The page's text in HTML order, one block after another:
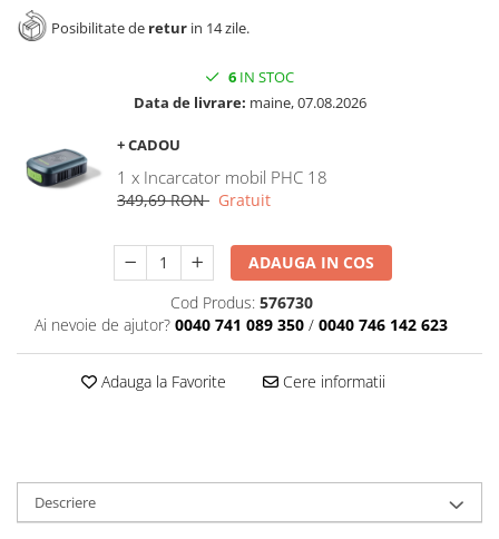
Posibilitate de retur in 14 zile.
6 IN STOC
Data de livrare: maine, 07.08.2026
+ CADOU
1 x Incarcator mobil PHC 18
349,69 RON Gratuit
ADAUGA IN COS
Cod Produs: 576730
Ai nevoie de ajutor? 0040 741 089 350 / 0040 746 142 623
Adauga la Favorite Cere informatii
Descriere